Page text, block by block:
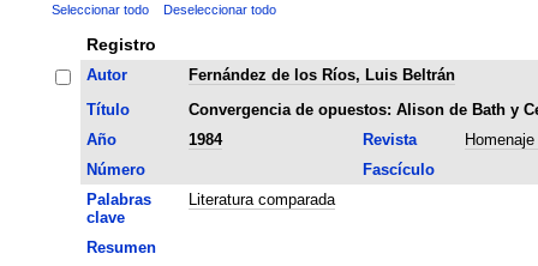
Seleccionar todo Deseleccionar todo
Registro
Autor
Fernández de los Ríos, Luis Beltrán
Título
Convergencia de opuestos: Alison de Bath y
Año
1984 Revista
Número
Fascículo
Palabras
clave
Literatura comparada
Resumen